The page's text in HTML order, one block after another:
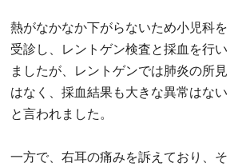
熱がなかなか下がらないため小児科を
受診し、レントゲン検査と採血を行い
ましたが、レントゲンでは肺炎の所見
はなく、採血結果も大きな異常はない
と言われました。
一方で、右耳の痛みを訴えており、そ